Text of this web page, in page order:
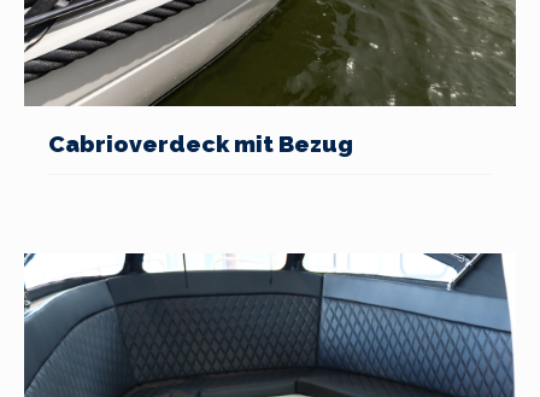
Cabrioverdeck mit Bezug